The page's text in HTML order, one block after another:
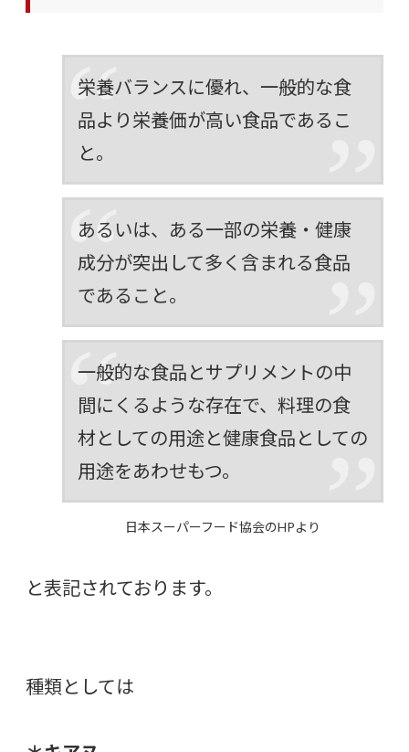
栄養バランスに優れ、一般的な食
品より栄養価が高い食品であるこ
と。
あるいは、ある一部の栄養・健康
成分が突出して多く含まれる食品
であること。
一般的な食品とサプリメントの中
間にくるような存在で、料理の食
材としての用途と健康食品としての
用途をあわせもつ。
日本スーパーフード協会のHPより
と表記されております。
種類としては